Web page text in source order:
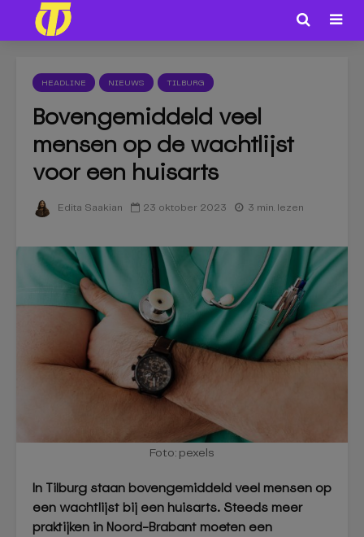
HEADLINE NIEUWS TILBURG
Bovengemiddeld veel
mensen op de wachtlijst
voor een huisarts
Edita Saakian 23 oktober 2023 3 min. lezen
Foto: pexels
In Tilburg staan bovengemiddeld veel mensen op
een wachtlijst bij een huisarts. Steeds meer
praktijken in Noord-Brabant moeten een